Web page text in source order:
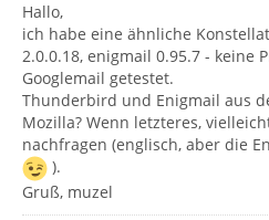
Hallo,
ich habe eine ähnliche
2.0.0.18, enigmail 0.95.7 - keine
Googlemail getestet.
Thunderbird und Enigmail aus
Mozilla? Wenn letzteres,
nachfragen (englisch, aber die
).
Gruß, muzel